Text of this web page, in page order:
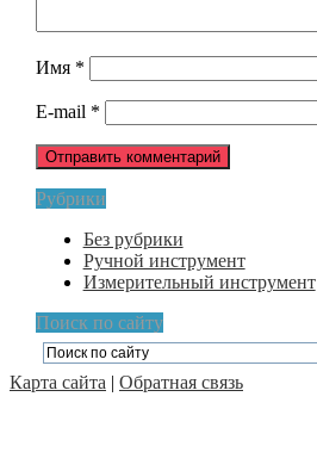
Имя *
E-mail *
Рубрики
Без рубрики
Ручной инструмент
Измерительный инструмент
Поиск по сайту
Карта сайта | Обратная связь